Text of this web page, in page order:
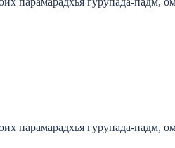
парамарадхья гурупада-падм,